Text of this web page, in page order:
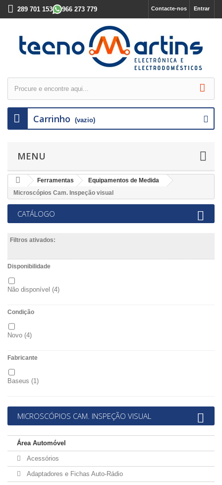
Entrar
Contacte-nos
289 701 153 966 273 779
Carrinho (vazio)
MENU
Ferramentas
Equipamentos de Medida
Microscópios Cam. Inspeção visual
CATÁLOGO
Filtros ativados:
Disponibilidade
Não disponível (4)
Condição
Novo (4)
Fabricante
Baseus (1)
MICROSCÓPIOS CAM. INSPEÇÃO VISUAL
Área Automóvel
Acessórios
Adaptadores e Fichas Auto-Rádio